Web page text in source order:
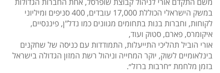
במשק הישראלי הכוללת 17,000 עובדים, 400 סניפים ומיליוני
לקוחות, וחברות בנות בתחומים מגוונים כמו נדל"ן, פיננסיים,
איקומרס, פארם, סטוק ועוד,
אורי הוביל תהליכי התייעלות, התמודדות עם כניסה של שחקנים
בינלאומיים לשוק, יוקר המחייה וניהול רשת המזון הגדולה בישראל
בזמן מלחמת ״חרבות ברזל״.